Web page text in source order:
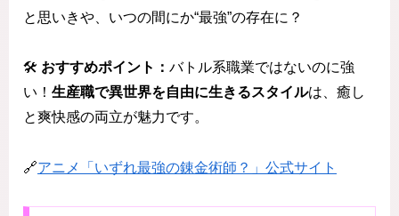
と思いきや、いつの間にか“最強”の存在に？
🛠️ おすすめポイント： バトル系職業ではないのに強
い！ 生産職で異世界を自由に生きるスタイルは、癒し
と爽快感の両立が魅力です。
🔗アニメ「いずれ最強の錬金術師？」公式サイト